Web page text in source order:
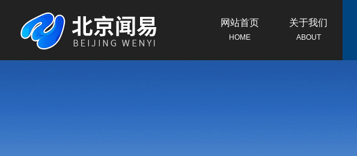
网站首页
HOME
关于我们
ABOUT